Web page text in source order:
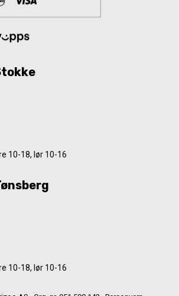
10-18, lør 10-16
10-18, lør 10-16